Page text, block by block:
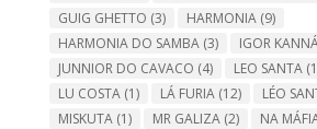
GUIG GHETTO (3) HARMONIA(9)
HARMONIA DO SAMBA(3) IGOR
JUNNIOR DO CAVACO (4) LEO SANTA
LU COSTA(1) LÁ FURIA(12) LÉO
MISKUTA(1) MR GALIZA(2) NA